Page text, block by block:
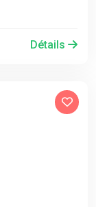
Détails